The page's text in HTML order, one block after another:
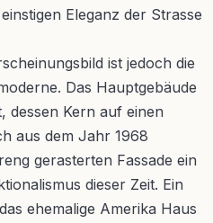
Eleganz der Strasse
ist jedoch die
Das Hauptgebäude
dessen Kern auf einen
aus dem Jahr 1968
gerasterten Fassade ein
dieser Zeit. Ein
ehemalige Amerika Haus